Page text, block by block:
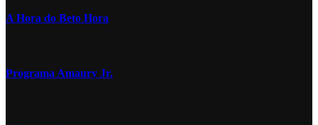
A Hora do Beto Hora
Programa Amaury Jr.